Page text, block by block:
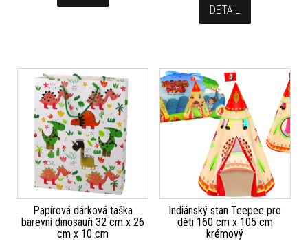
DETAIL
Papírová dárková taška
barevní dinosauři 32 cm x 26
cm x 10 cm
Indiánský stan Teepee pro
děti 160 cm x 105 cm
krémový